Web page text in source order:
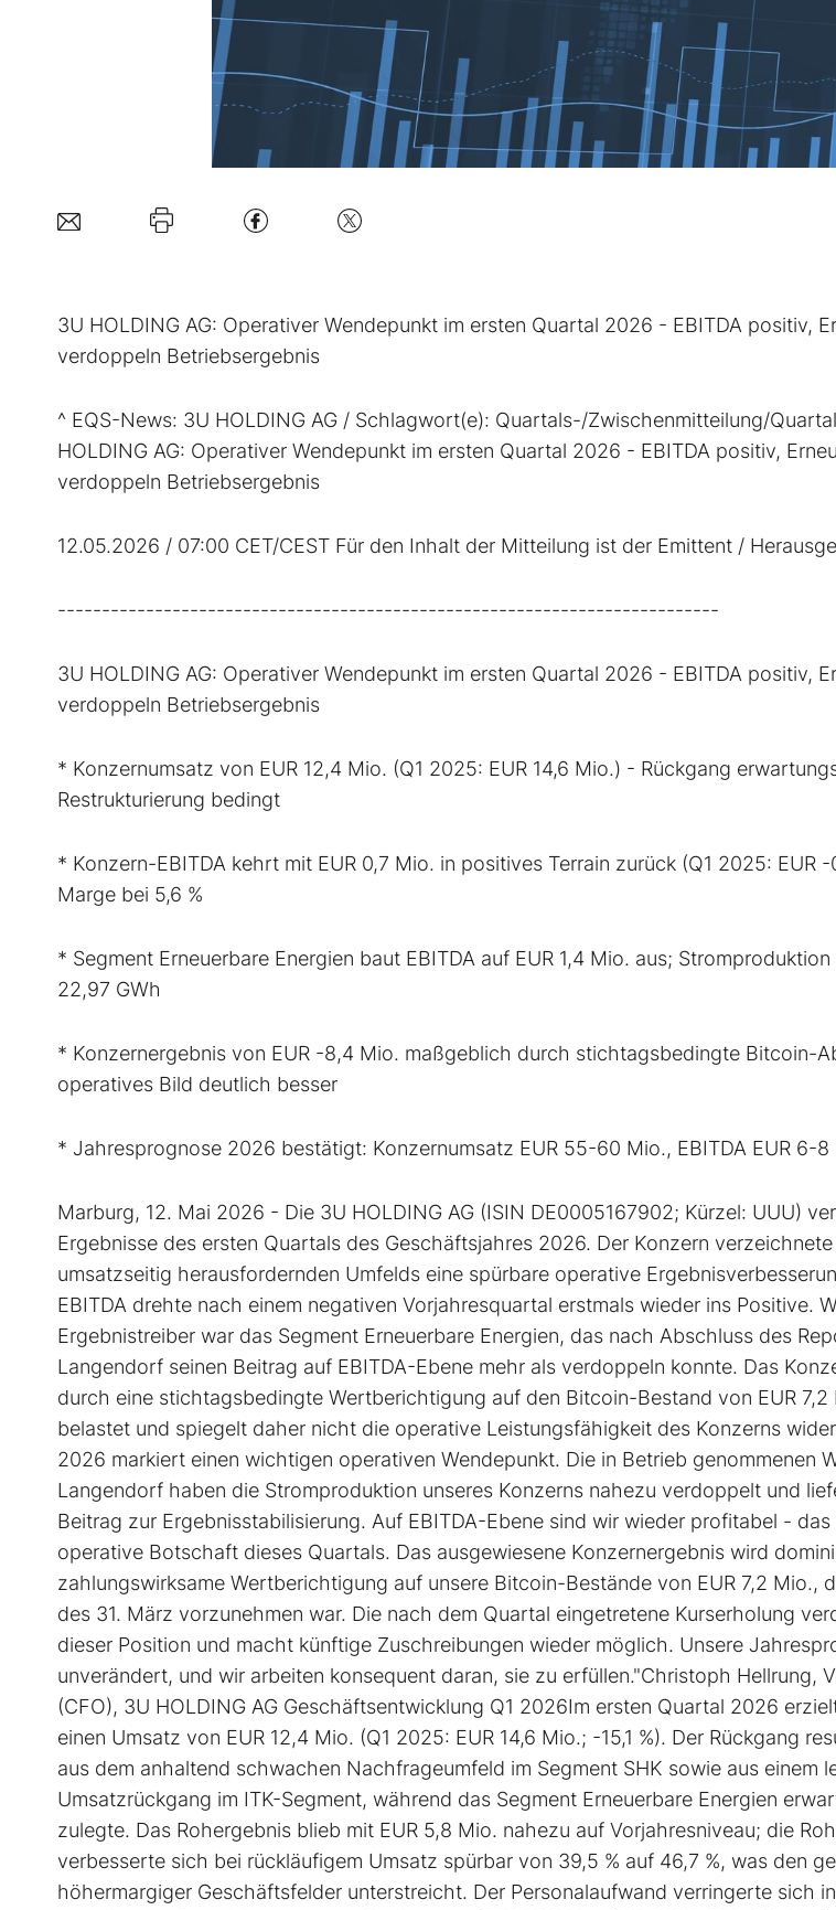
3U HOLDING AG: Operativer Wendepunkt im ersten Quartal 2026 - EBITDA positiv,
verdoppeln Betriebsergebnis
^ EQS-News: 3U HOLDING AG / Schlagwort(e): Quartals-/Zwischenmitteilung/
HOLDING AG: Operativer Wendepunkt im ersten Quartal 2026 - EBITDA positiv,
verdoppeln Betriebsergebnis
12.05.2026 / 07:00 CET/CEST Für den Inhalt der Mitteilung ist der Emittent /
---------------------------------------------------------------------------
3U HOLDING AG: Operativer Wendepunkt im ersten Quartal 2026 - EBITDA positiv,
verdoppeln Betriebsergebnis
* Konzernumsatz von EUR 12,4 Mio. (Q1 2025: EUR 14,6 Mio.) - Rückgang
Restrukturierung bedingt
* Konzern-EBITDA kehrt mit EUR 0,7 Mio. in positives Terrain zurück (Q1 2025: EUR
Marge bei 5,6 %
* Segment Erneuerbare Energien baut EBITDA auf EUR 1,4 Mio. aus;
22,97 GWh
* Konzernergebnis von EUR -8,4 Mio. maßgeblich durch stichtagsbedingte Bitcoin-
operatives Bild deutlich besser
* Jahresprognose 2026 bestätigt: Konzernumsatz EUR 55-60 Mio., EBITDA EUR 6-8
Marburg, 12. Mai 2026 - Die 3U HOLDING AG (ISIN DE0005167902; Kürzel: UUU)
Ergebnisse des ersten Quartals des Geschäftsjahres 2026. Der Konzern
umsatzseitig herausfordernden Umfelds eine spürbare operative
EBITDA drehte nach einem negativen Vorjahresquartal erstmals wieder ins Positive.
Ergebnistreiber war das Segment Erneuerbare Energien, das nach Abschluss des
Langendorf seinen Beitrag auf EBITDA-Ebene mehr als verdoppeln konnte. Das
durch eine stichtagsbedingte Wertberichtigung auf den Bitcoin-Bestand von EUR 7,2
belastet und spiegelt daher nicht die operative Leistungsfähigkeit des Konzerns
2026 markiert einen wichtigen operativen Wendepunkt. Die in Betrieb genommenen
Langendorf haben die Stromproduktion unseres Konzerns nahezu verdoppelt und
Beitrag zur Ergebnisstabilisierung. Auf EBITDA-Ebene sind wir wieder profitabel -
operative Botschaft dieses Quartals. Das ausgewiesene Konzernergebnis wird
zahlungswirksame Wertberichtigung auf unsere Bitcoin-Bestände von EUR 7,2 Mio.,
des 31. März vorzunehmen war. Die nach dem Quartal eingetretene Kurserholung
dieser Position und macht künftige Zuschreibungen wieder möglich. Unsere
unverändert, und wir arbeiten konsequent daran, sie zu erfüllen."Christoph Hellrung,
(CFO), 3U HOLDING AG Geschäftsentwicklung Q1 2026Im ersten Quartal 2026
einen Umsatz von EUR 12,4 Mio. (Q1 2025: EUR 14,6 Mio.; -15,1 %). Der Rückgang
aus dem anhaltend schwachen Nachfrageumfeld im Segment SHK sowie aus einem
Umsatzrückgang im ITK-Segment, während das Segment Erneuerbare Energien
zulegte. Das Rohergebnis blieb mit EUR 5,8 Mio. nahezu auf Vorjahresniveau; die
verbesserte sich bei rückläufigem Umsatz spürbar von 39,5 % auf 46,7 %, was den
höhermargiger Geschäftsfelder unterstreicht. Der Personalaufwand verringerte sich